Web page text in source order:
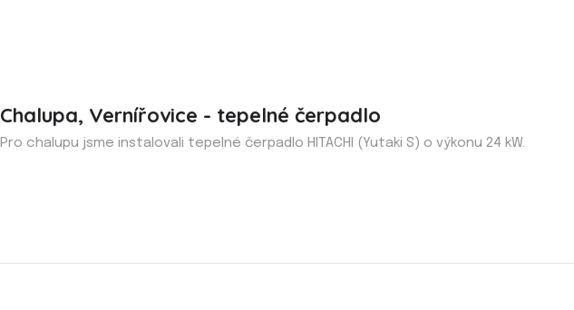
Chalupa, Vernířovice - tepelné čerpadlo
Pro chalupu jsme instalovali tepelné čerpadlo HITACHI (Yutaki S) o výkonu 24 kW.